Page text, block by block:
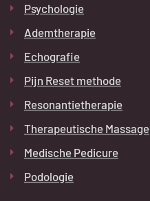
Psychologie
Ademtherapie
Echografie
Pijn Reset methode
Resonantietherapie
Therapeutische Massage
Medische Pedicure
Podologie